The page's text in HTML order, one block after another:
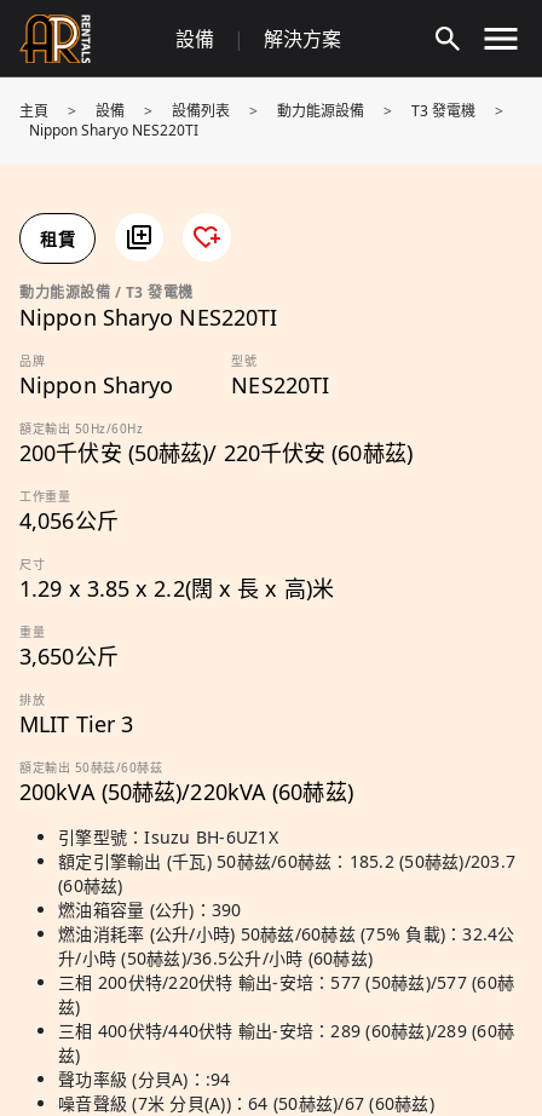
Skip
content
設備 | 解決方案
主頁 > 設備 > 設備列表 > 動力能源設備 > T3 發電機
>
Nippon Sharyo NES220TI
租賃
動力能源設備 / T3 發電機
Nippon Sharyo NES220TI
品牌
Nippon Sharyo
型號
NES220TI
額定輸出 50Hz/60Hz
200千伏安 (50赫茲)/ 220千伏安 (60赫茲)
工作重量
4,056公斤
尺寸
1.29 x 3.85 x 2.2(闊 x 長 x 高)米
重量
3,650公斤
排放
MLIT Tier 3
額定輸出 50赫茲/60赫茲
200kVA (50赫茲)/220kVA (60赫茲)
引擎型號：Isuzu BH-6UZ1X
額定引擎輸出 (千瓦) 50赫兹/60赫兹：185.2 (50赫兹)/203.7
(60赫兹)
燃油箱容量 (公升)：390
燃油消耗率 (公升/小時) 50赫兹/60赫兹 (75% 負載)：32.4公
升/小時 (50赫兹)/36.5公升/小時 (60赫兹)
三相 200伏特/220伏特 輸出-安培：577 (50赫兹)/577 (60赫
兹)
三相 400伏特/440伏特 輸出-安培：289 (60赫兹)/289 (60赫
兹)
聲功率級 (分貝A)：:94
噪音聲級 (7米 分貝(A))：64 (50赫兹)/67 (60赫兹)